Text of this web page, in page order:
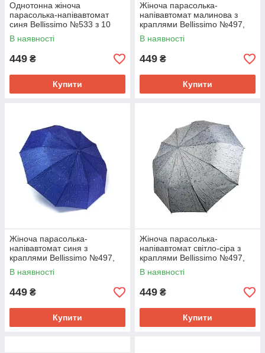
Однотонна жіноча
парасолька-напівавтомат
синя Bellissimo №533 з 10
спицями, антивітрова
система
В наявності
449 ₴
Купити
Жіноча парасолька-
напівавтомат малинова з
краплями Bellissimo №497,
10 спиць, антивітрова
система
В наявності
449 ₴
Купити
Жіноча парасолька-
напівавтомат синя з
краплями Bellissimo №497,
10 спиць, антивітрова
система
В наявності
449 ₴
Купити
Жіноча парасолька-
напівавтомат світло-сіра з
краплями Bellissimo №497,
10 спиць, антивітрова
система
В наявності
449 ₴
Купити